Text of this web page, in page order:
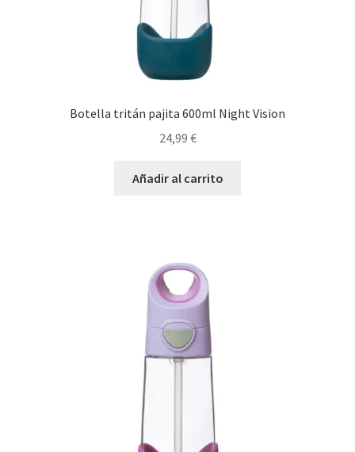
Botella tritán pajita 600ml Night Vision
24,99 €
Añadir al carrito